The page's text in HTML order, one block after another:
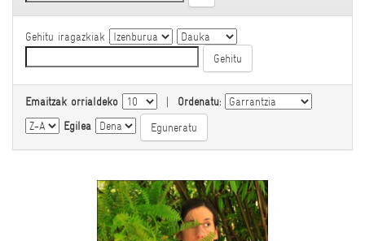
Gehitu iragazkiak
Emaitzak orrialdeko | Ordenatu:
Egilea